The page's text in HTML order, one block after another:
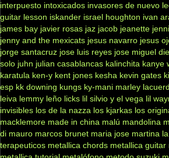
interpuesto intoxicados invasores de nuevo
guitar lesson iskander israel houghton ivan
james bay javier rosas jaz jacob jeanette
jenny and the mexicats jesus navarro jesus
jorge santacruz jose luis reyes jose miguel
solo juhn julian casablancas kalinchita kanye
karatula ken-y kent jones kesha kevin gates
esp kk downing kungs ky-mani marley
leiva lemmy leño licks lil silvio y el vega lil
invisibles los de la nazza los kjarkas los
macklemore made in china malú mandolina
di mauro marcos brunet maria jose martina
terapeuticos metallica chords metallica guitar